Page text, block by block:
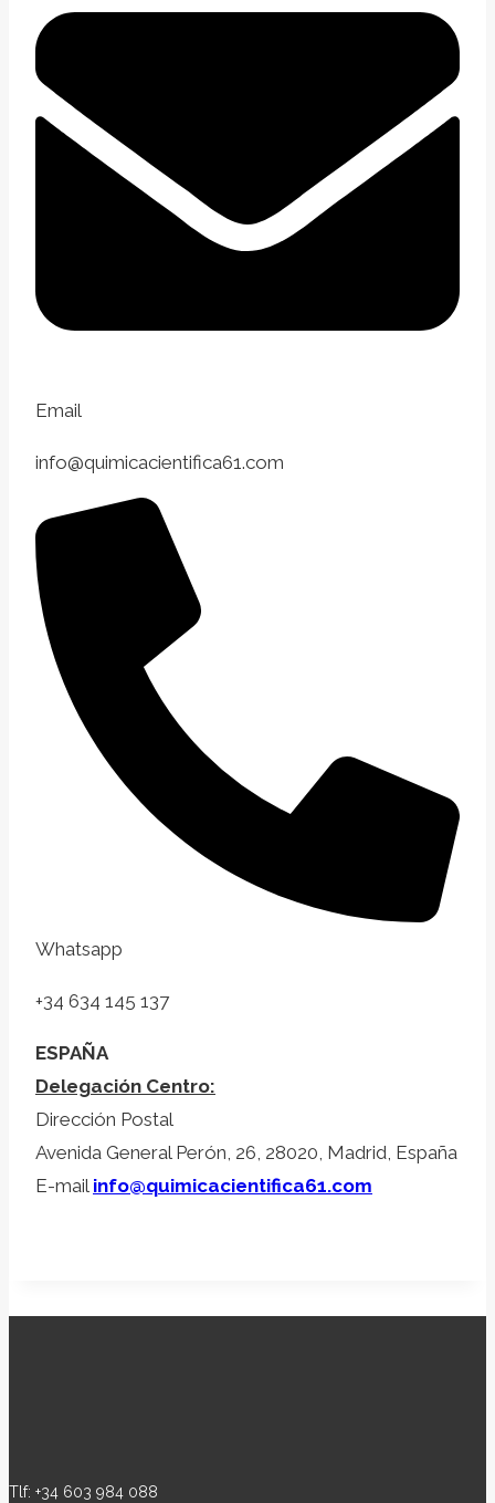
Email
info@quimicacientifica61.com
Whatsapp
+34 634 145 137
ESPAÑA
Delegación Centro:
Dirección Postal
Avenida General Perón, 26, 28020, Madrid, España
E-mail info@quimicacientifica61.com
Tlf: +34 603 984 088